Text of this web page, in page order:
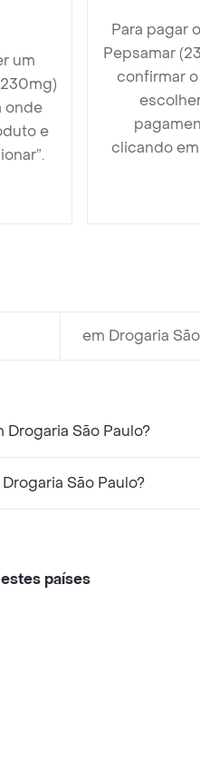
um
onde
e
Para pagar
Pepsamar
confirmar
clicando em
em Drogaria
São Paulo?
São Paulo?
países